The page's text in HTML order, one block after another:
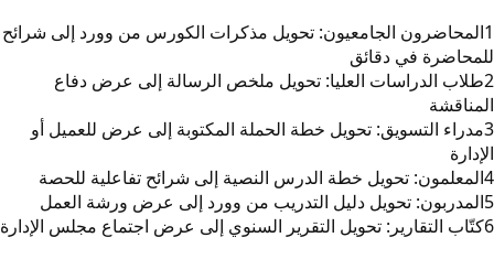
1المحاضرون الجامعيون: تحويل مذكرات الكورس من وورد إلى شرائح
للمحاضرة في دقائق
2طلاب الدراسات العليا: تحويل ملخص الرسالة إلى عرض دفاع
المناقشة
3مدراء التسويق: تحويل خطة الحملة المكتوبة إلى عرض للعميل أو
الإدارة
4المعلمون: تحويل خطة الدرس النصية إلى شرائح تفاعلية للحصة
5المدربون: تحويل دليل التدريب من وورد إلى عرض ورشة العمل
6كتّاب التقارير: تحويل التقرير السنوي إلى عرض اجتماع مجلس الإدارة